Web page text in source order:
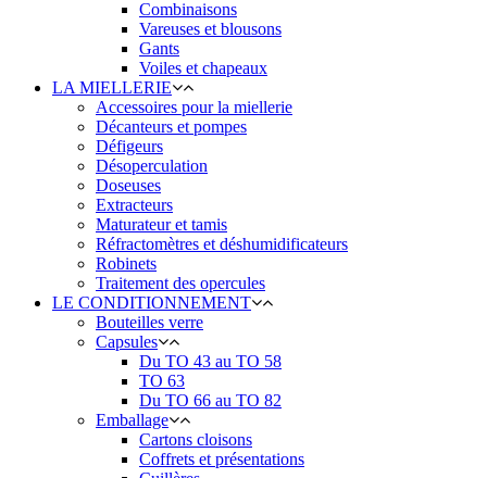
Combinaisons
Vareuses et blousons
Gants
Voiles et chapeaux
LA MIELLERIE
Accessoires pour la miellerie
Décanteurs et pompes
Défigeurs
Désoperculation
Doseuses
Extracteurs
Maturateur et tamis
Réfractomètres et déshumidificateurs
Robinets
Traitement des opercules
LE CONDITIONNEMENT
Bouteilles verre
Capsules
Du TO 43 au TO 58
TO 63
Du TO 66 au TO 82
Emballage
Cartons cloisons
Coffrets et présentations